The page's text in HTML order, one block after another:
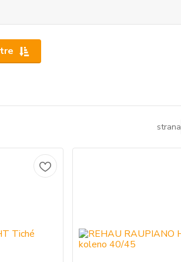
strana